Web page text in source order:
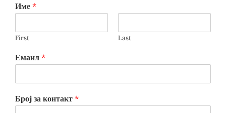
Име *
First Last
Емаил *
Број за контакт *